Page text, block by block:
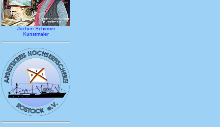
Jochen Schirmer
Kunstmaler